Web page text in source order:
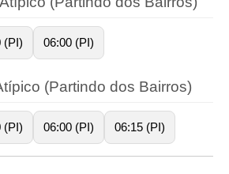
(PI) 06:00 (PI)
(Partindo dos Bairros)
(PI) 06:00 (PI) 06:15 (PI)